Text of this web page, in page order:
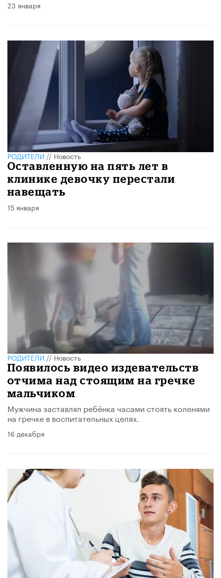
23 января
РОДИТЕЛИ//Новость
Оставленную на пять лет в
клинике девочку перестали
навещать
15 января
РОДИТЕЛИ//Новость
Появилось видео издевательств
отчима над стоящим на гречке
мальчиком
Мужчина заставлял ребёнка часами стоять коленями
на гречке в воспитательных целях.
16 декабря